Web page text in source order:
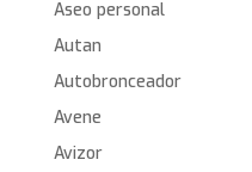
Aseo personal
Autan
Autobronceador
Avene
Avizor